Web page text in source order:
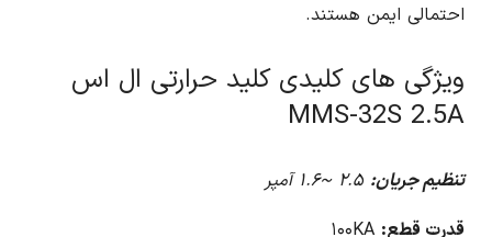
احتمالی ایمن هستند.
ویژگی های کلیدی کلید حرارتی ال اس
MMS-32S 2.5A
تنظیم جریان:
قدرت قطع: